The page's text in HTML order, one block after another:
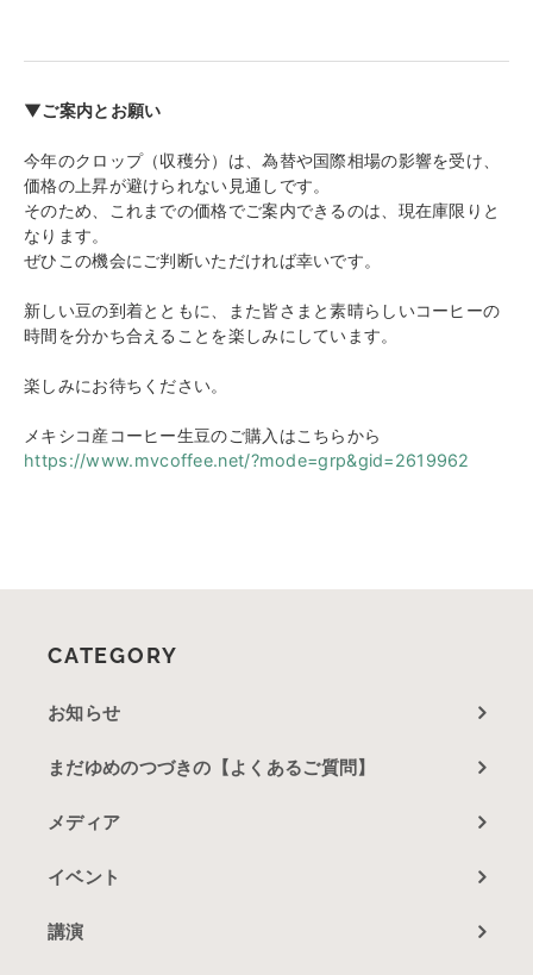
▼ご案内とお願い
今年のクロップ（収穫分）は、為替や国際相場の影響を受け、
価格の上昇が避けられない見通しです。
そのため、これまでの価格でご案内できるのは、現在庫限りと
なります。
ぜひこの機会にご判断いただければ幸いです。
新しい豆の到着とともに、また皆さまと素晴らしいコーヒーの
時間を分かち合えることを楽しみにしています。
楽しみにお待ちください。
メキシコ産コーヒー生豆のご購入はこちらから
https://www.mvcoffee.net/?mode=grp&gid=2619962
CATEGORY
お知らせ
まだゆめのつづきの【よくあるご質問】
メディア
イベント
講演